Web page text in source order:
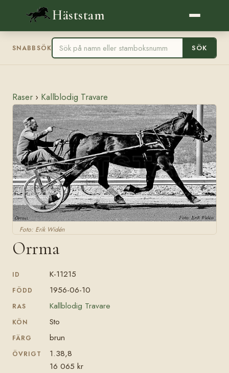
Häststam
SNABBSÖK SÖK
Raser › Kallblodig Travare
Foto: Erik Widén
Orrma
ID K-11215
FÖDD 1956-06-10
RAS Kallblodig Travare
KÖN Sto
FÄRG brun
ÖVRIGT
1.38,8
16 065 kr